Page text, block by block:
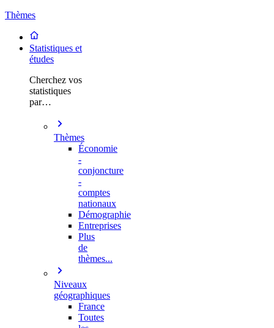
Thèmes
Statistiques et
études
Cherchez vos
statistiques
par…
Thèmes
Économie
-
conjoncture
-
comptes
nationaux
Démographie
Entreprises
Plus
de
thèmes...
Niveaux
géographiques
France
Toutes